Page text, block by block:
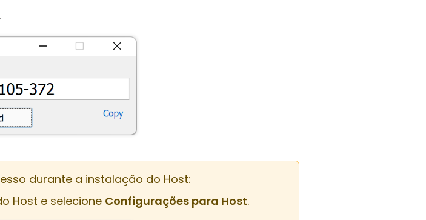
durante a instalação do Host:
Host e selecione Configurações para Host.